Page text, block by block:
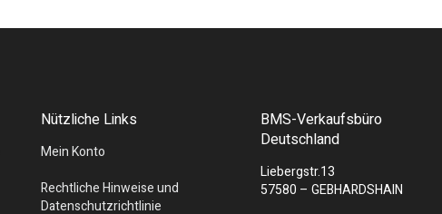
Nützliche Links
Mein Konto
Rechtliche Hinweise und
Datenschutzrichtlinie
BMS-Verkaufsbüro
Deutschland
Liebergstr.13
57580 – GEBHARDSHAIN